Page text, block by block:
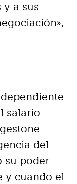
y a sus
salario
del
su poder
y cuando el